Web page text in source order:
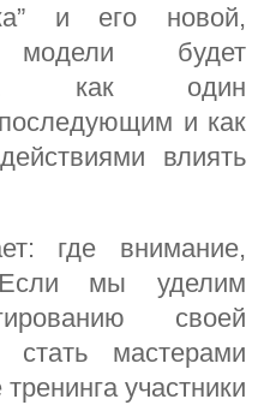
и его новой,
модели будет
как один
последующим и как
влиять
где внимание,
мы уделим
своей
мастерами
участники